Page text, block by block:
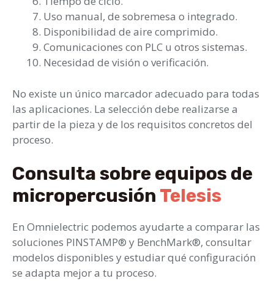
Uso manual, de sobremesa o integrado.
Disponibilidad de aire comprimido.
Comunicaciones con PLC u otros sistemas.
Necesidad de visión o verificación.
No existe un único marcador adecuado para todas
las aplicaciones. La selección debe realizarse a
partir de la pieza y de los requisitos concretos del
proceso.
Consulta sobre equipos de
micropercusión Telesis
En Omnielectric podemos ayudarte a comparar las
soluciones PINSTAMP® y BenchMark®, consultar
modelos disponibles y estudiar qué configuración
se adapta mejor a tu proceso.